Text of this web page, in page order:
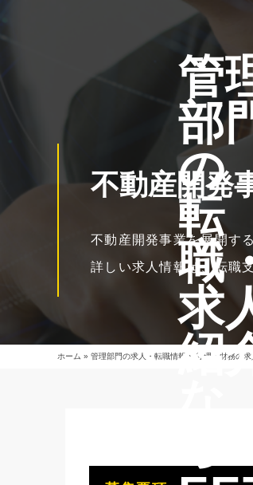
管
部
の
転
職
求
紹
不動産開発
不動産開発事業を展開す
詳しい求人情報は、転職
ホーム » 管理部門の求人・転職情報 » 経理・財務の